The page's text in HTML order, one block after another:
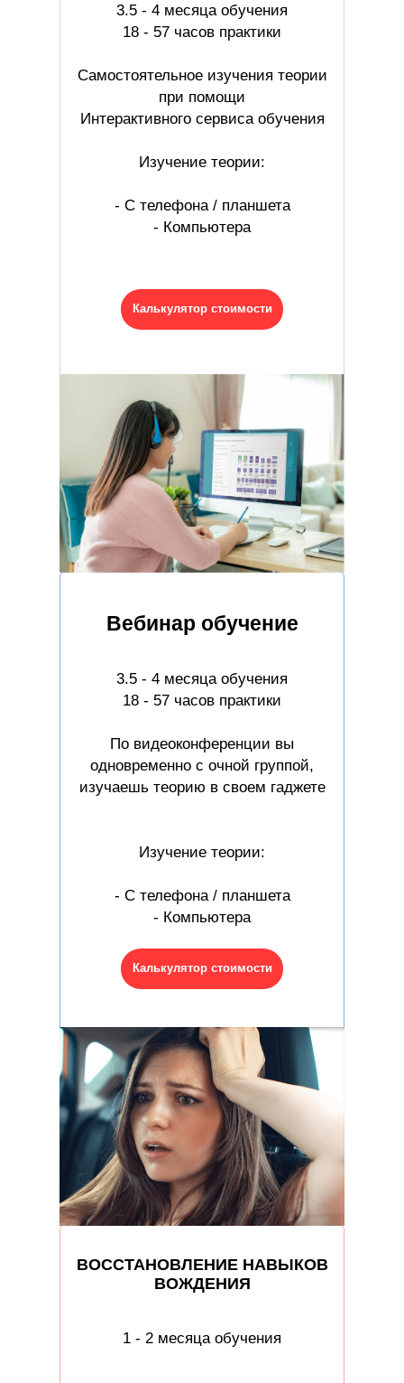
ВОССТАНОВЛЕНИЕ НАВЫКОВ
ВОЖДЕНИЯ
1 - 2 месяца обучения
3.5 - 4 месяца обучения
18 - 57 часов практики
Самостоятельное изучения теории
при помощи
Интерактивного сервиса обучения
Изучение теории:
- С телефона / планшета
- Компьютера
Калькулятор стоимости
3.5 - 4 месяца обучения
18 - 57 часов практики
По видеоконференции вы
одновременно с очной группой,
изучаешь теорию в своем гаджете
Изучение теории:
- С телефона / планшета
- Компьютера
Вебинар обучение
Калькулятор стоимости